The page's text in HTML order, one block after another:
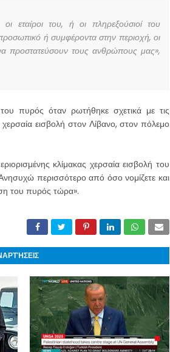
εταίροι του, ή οι πληρεξούσιοί του
ή συμφέροντα στην περιοχή, οι
προστατεύσουν τους ανθρώπους μας»,
πυρός όταν ρωτήθηκε σχετικά με τις
χερσαία εισβολή στον Λίβανο, στον πόλεμο
κλίμακας χερσαία εισβολή του
περισσότερο από όσο νομίζετε και
του πυρός τώρα».